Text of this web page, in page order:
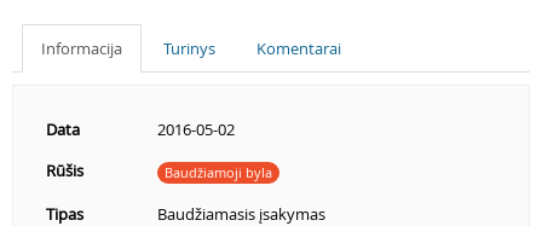
Informacija Turinys Komentarai
Data
2016-05-02
Rūšis
Baudžiamoji byla
Tipas
Baudžiamasis įsakymas